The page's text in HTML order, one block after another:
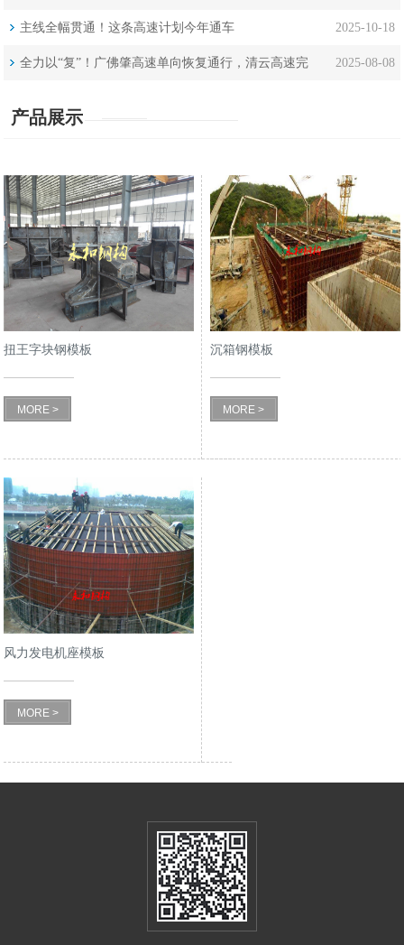
主线全幅贯通！这条高速计划今年通车 2025-10-18
全力以“复”！广佛肇高速单向恢复通行，清云高速完 2025-08-08
产品展示
扭王字块钢模板
MORE >
沉箱钢模板
MORE >
风力发电机座模板
MORE >